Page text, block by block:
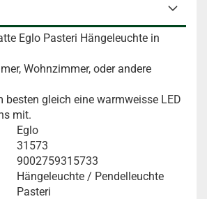
Eglo Pasteri Hängeleuchte in
Wohnzimmer, oder andere
besten gleich eine warmweisse LED
mit.
Eglo
31573
9002759315733
Hängeleuchte / Pendelleuchte
Pasteri